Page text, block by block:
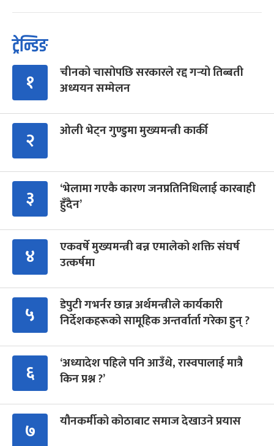
ट्रेन्डिङ
१
चीनको चासोपछि सरकारले रद्द गर्‍यो तिब्बती
अध्ययन सम्मेलन
२ ओली भेट्न गुण्डुमा मुख्यमन्त्री कार्की
३
‘भेलामा गएकै कारण जनप्रतिनिधिलाई कारबाही
हुँदैन’
४
एकवर्षे मुख्यमन्त्री बन्न एमालेको शक्ति संघर्ष
उत्कर्षमा
५
डेपुटी गभर्नर छान्न अर्थमन्त्रीले कार्यकारी
निर्देशकहरूको सामूहिक अन्तर्वार्ता गरेका हुन् ?
६
‘अध्यादेश पहिले पनि आउँथे, रास्वपालाई मात्रै
किन प्रश्न ?’
७ यौनकर्मीको कोठाबाट समाज देखाउने प्रयास